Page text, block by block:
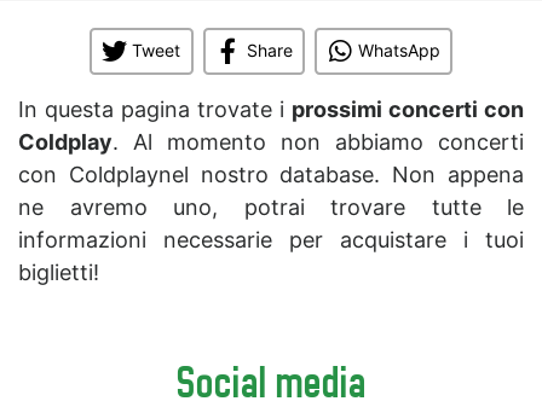
Tweet Share WhatsApp
In questa pagina trovate i prossimi concerti con
Coldplay. Al momento non abbiamo concerti
con Coldplaynel nostro database. Non appena
ne avremo uno, potrai trovare tutte le
informazioni necessarie per acquistare i tuoi
biglietti!
Social media